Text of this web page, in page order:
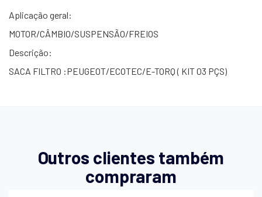
Aplicação geral:
MOTOR/CÂMBIO/SUSPENSÃO/FREIOS
Descrição:
SACA FILTRO :PEUGEOT/ECOTEC/E-TORQ ( KIT 03 PÇS)
Outros clientes também
compraram